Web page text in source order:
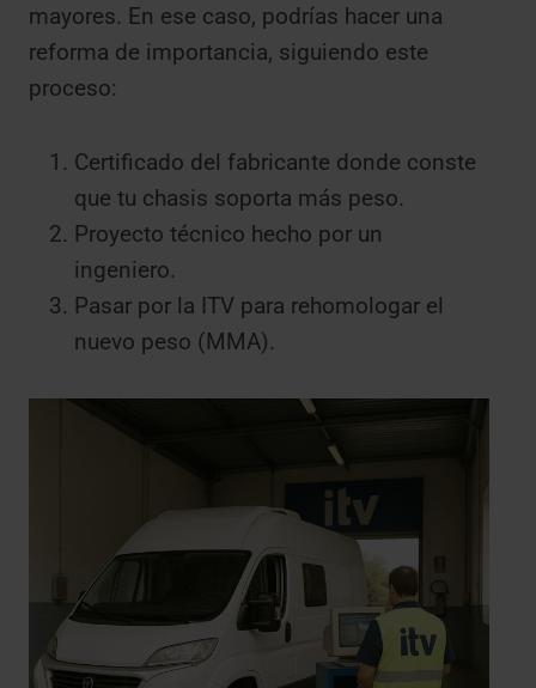
mayores. En ese caso, podrías hacer una
reforma de importancia, siguiendo este
proceso:
Certificado del fabricante donde conste
que tu chasis soporta más peso.
Proyecto técnico hecho por un
ingeniero.
Pasar por la ITV para rehomologar el
nuevo peso (MMA).